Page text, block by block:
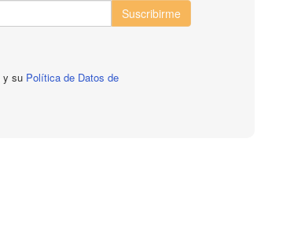
Suscribirme
y su Política de Datos de